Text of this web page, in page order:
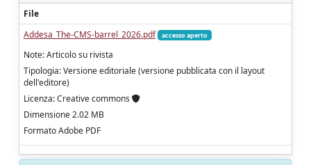
File
Addesa_The-CMS-barrel_2026.pdf
accesso aperto
Note: Articolo su rivista
Tipologia: Versione editoriale (versione pubblicata con il layout
dell'editore)
Licenza: Creative commons
Dimensione 2.02 MB
Formato Adobe PDF